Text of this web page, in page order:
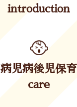
introduction
病児病後児保育
care